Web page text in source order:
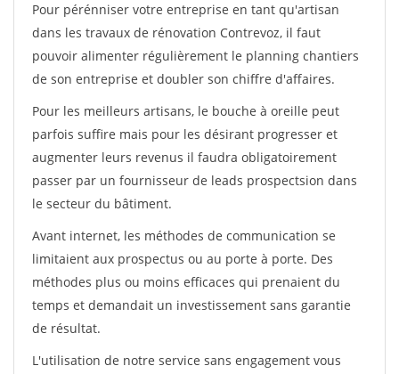
Pour pérénniser votre entreprise en tant qu'artisan
dans les travaux de rénovation Contrevoz, il faut
pouvoir alimenter régulièrement le planning chantiers
de son entreprise et doubler son chiffre d'affaires.
Pour les meilleurs artisans, le bouche à oreille peut
parfois suffire mais pour les désirant progresser et
augmenter leurs revenus il faudra obligatoirement
passer par un fournisseur de leads prospectsion dans
le secteur du bâtiment.
Avant internet, les méthodes de communication se
limitaient aux prospectus ou au porte à porte. Des
méthodes plus ou moins efficaces qui prenaient du
temps et demandait un investissement sans garantie
de résultat.
L'utilisation de notre service sans engagement vous